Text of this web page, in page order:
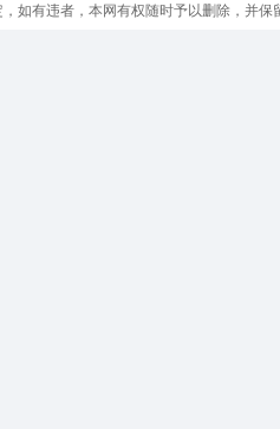
如有违者，本网有权随时予以删除，并